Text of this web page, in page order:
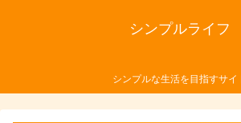
シンプルライフ
シンプルな生活を目指すサイ